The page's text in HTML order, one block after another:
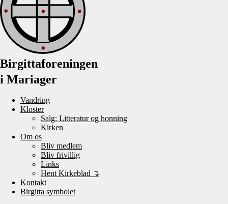
Birgittaforeningen
i Mariager
Vandring
Kloster
Salg: Litteratur og honning
Kirken
Om os
Bliv medlem
Bliv frivillig
Links
Hent Kirkeblad ↴
Kontakt
Birgitta symbolet